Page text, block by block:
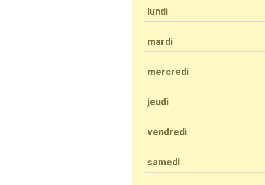
lundi
mardi
mercredi
jeudi
vendredi
samedi